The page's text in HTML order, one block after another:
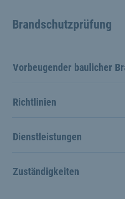
Brandschutzprüfung
Vorbeugender baulicher
Richtlinien
Dienstleistungen
Zuständigkeiten